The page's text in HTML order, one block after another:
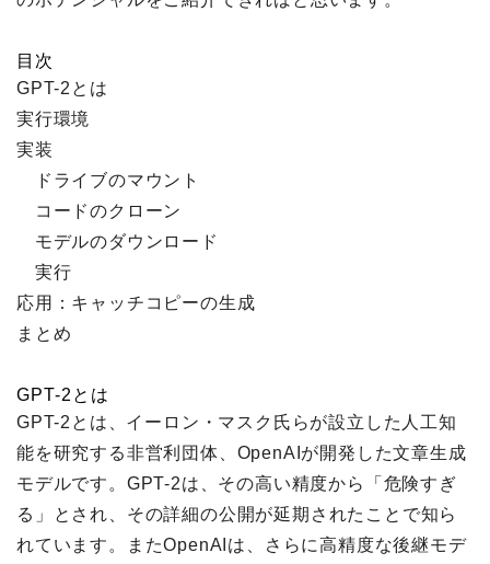
目次
GPT-2とは
実行環境
実装
ドライブのマウント
コードのクローン
モデルのダウンロード
実行
応用：キャッチコピーの生成
まとめ
GPT-2とは
GPT-2とは、イーロン・マスク氏らが設立した人工知
能を研究する非営利団体、OpenAIが開発した文章生成
モデルです。GPT-2は、その高い精度から「危険すぎ
る」とされ、その詳細の公開が延期されたことで知ら
れています。またOpenAIは、さらに高精度な後継モデ